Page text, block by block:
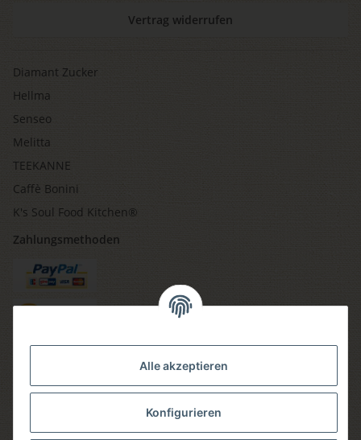
Alle akzeptieren
Konfigurieren
Vertrag widerrufen
Diamant Zucker
Hellma
Senseo
Melitta
TEEKANNE
Caffè Bonini
K's Soul Food Kitchen®
Zahlungsmethoden
Versandmethoden